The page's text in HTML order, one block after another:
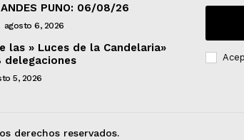
ANDES PUNO: 06/08/26
agosto 6, 2026
las » Luces de la Candelaria»
delegaciones
5, 2026
derechos reservados.